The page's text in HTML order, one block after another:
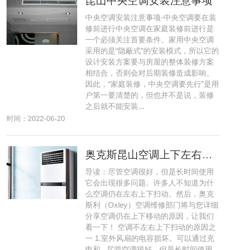
中央空调安装注意事项-中央空调要在装
修前进行中央空调在家庭装修前进行是
一个必须关注首要条件。家用中央空调
采用的是“隐蔽式”的安装模式，所以它的
设计安装方案要与房屋的整体装修方案
相结合，否则会对后期装修造成影响。
因此，“家庭装修，中央空调要先行”是用
户第一要清楚的，但也并不是说，装修
之后就不能安装...
时间：2022-06-20
奥克斯昆山空调上下左右扫风不动怎么弄
导读：尽管空调很好，但是长时间使用
它会出现很多问题。许多人不知道为什
么空调仍在左右上下扫动。然后，奥克
斯利（Oxley）空调维修部门将与您详细
分享空调仍在上下移动的原因，让我们
看一下！ 空调不左右上下扫动的原因之
一 1.室外风扇的电容损坏。可以通过充